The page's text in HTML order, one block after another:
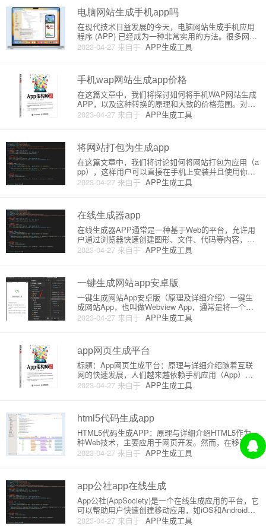
和实现方式，帮助你了
电脑网站生成手机app吗
2023-04-27 来自于 APP生成工具
在现代技术日益发展的今天，电脑网站生成手机应用
程序 (APP) 已经成为一种非常实用的方法。很多网站
希望通过生成 APP 提高用户体验、覆盖移动设备及留
住用户。在本文中，我们将详细介绍将电脑网站生成
将现有
手机wap网站生成app价格
2023-04-27 来自于 APP生成工具
在这篇文章中，我们将探讨如何将手机WAP网站生成
APP，以及这种转换的原理和大致的价格范围。对于
很多刚开始接触移动应用开发的人来说，将现有的移
动网站转换为APP是一个经济且高效的方法。一、WA
将网站打包为生成app
2023-04-27 来自于 APP生成工具
在这篇文章中，我们将讨论如何将网站打包为应用（a
pp），这样用户可以直接在手机上安装并且使用你的
网站。这个想法是通过将网站包装成一个原生应用，
可以让用户更方便地访问网站，提高用户体验。以下
理网站打包为应用的基本
在线生成器app
2023-04-27 来自于 APP生成工具
在线生成器APP通常是一种基于Web的平台，允许用
户通过浏览器快速创建图形、文件、代码等内容，无
需下载和安装独立的软件。在线生成器APP使得用户
可以随时随地轻松生成各种资源，非常适合现在快速
和详细介绍进行分析
一键生成网站app安卓版
2023-04-27 来自于 APP生成工具
一键生成网站App安卓版（原理及详细介绍）一键生
成网站App，也叫做Webview App，通常是将一个网
站内容封装成一个安卓应用程序，可以直接在手机上
安装和使用。这样可以为网站带来更多的访问量和便
内容，而不
app网页生成平台
2023-04-27 来自于 APP生成工具
标题：App网页生成平台：原理与详细介绍随着互联
网的快速发展，人们越来越依赖手机应用（App），
以满足各种日常需求。然而，开发一个具有高品质界
面和功能的App可能会面临诸多挑战。因此，网页应
人提供了便捷的服务。
html5代码生成app
2023-04-27 来自于 APP生成工具
HTML5代码生成APP：原理与详细介绍HTML5作为一
种Web技术，主要应用于网页开发。然而，在移动设
备进化的过程中，使用HTML5代码生成APP已经变得
越来越流行。本文将介绍HTML5代码生成APP的原理
app公社app在线生成
2023-04-27 来自于 APP生成工具
App公社(AppSociety)是一个在线生成应用的平台，它
可以帮助用户快速创建移动应用，如iOS和Android应
用，而不需要编程技能。在这篇文章中，我们将详细